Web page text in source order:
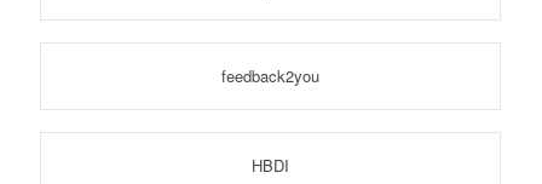
feedback2you
HBDI